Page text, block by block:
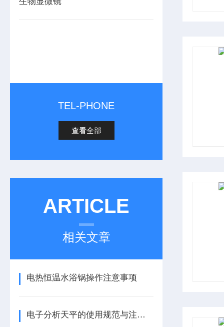
TEL-PHONE
查看全部
ARTICLE
相关文章
电热恒温水浴锅操作注意事项
电子分析天平的使用规范与注意事项